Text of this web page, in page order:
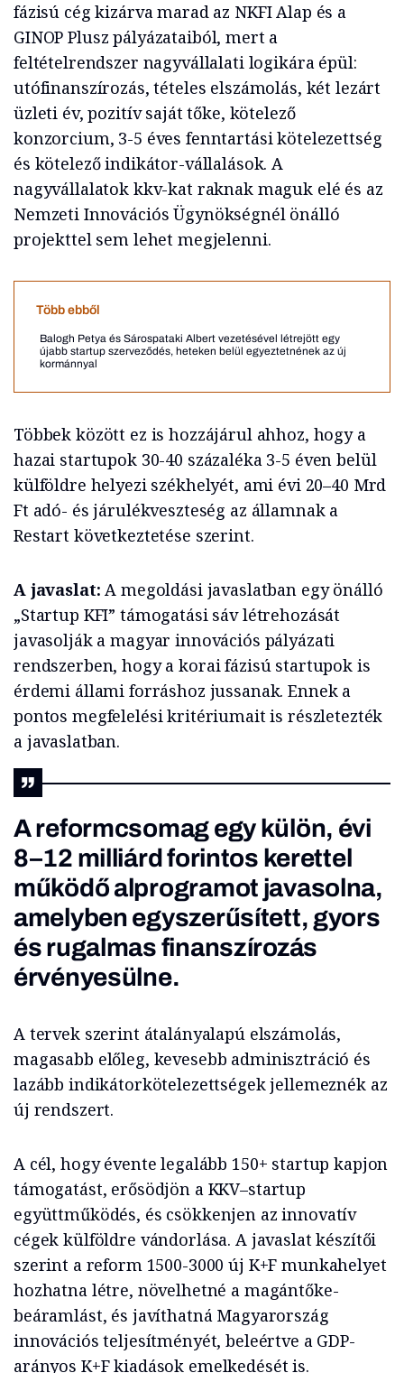
fázisú cég kizárva marad az NKFI Alap és a
GINOP Plusz pályázataiból, mert a
feltételrendszer nagyvállalati logikára épül:
utófinanszírozás, tételes elszámolás, két lezárt
üzleti év, pozitív saját tőke, kötelező
konzorcium, 3-5 éves fenntartási kötelezettség
és kötelező indikátor-vállalások. A
nagyvállalatok kkv-kat raknak maguk elé és az
Nemzeti Innovációs Ügynökségnél önálló
projekttel sem lehet megjelenni.
Több ebből
Balogh Petya és Sárospataki Albert vezetésével létrejött egy
újabb startup szerveződés, heteken belül egyeztetnének az új
kormánnyal
Többek között ez is hozzájárul ahhoz, hogy a
hazai startupok 30-40 százaléka 3-5 éven belül
külföldre helyezi székhelyét, ami évi 20–40 Mrd
Ft adó- és járulékveszteség az államnak a
Restart következtetése szerint.
A javaslat:A megoldási javaslatban egy önálló
„Startup KFI” támogatási sáv létrehozását
javasolják a magyar innovációs pályázati
rendszerben, hogy a korai fázisú startupok is
érdemi állami forráshoz jussanak. Ennek a
pontos megfelelési kritériumait is részletezték
a javaslatban.
A reformcsomag egy külön, évi
8–12 milliárd forintos kerettel
működő alprogramot javasolna,
amelyben egyszerűsített, gyors
és rugalmas finanszírozás
érvényesülne.
A tervek szerint átalányalapú elszámolás,
magasabb előleg, kevesebb adminisztráció és
lazább indikátorkötelezettségek jellemeznék az
új rendszert.
A cél, hogy évente legalább 150+ startup kapjon
támogatást, erősödjön a KKV–startup
együttműködés, és csökkenjen az innovatív
cégek külföldre vándorlása. A javaslat készítői
szerint a reform 1500-3000 új K+F munkahelyet
hozhatna létre, növelhetné a magántőke-
beáramlást, és javíthatná Magyarország
innovációs teljesítményét, beleértve a GDP-
arányos K+F kiadások emelkedését is.